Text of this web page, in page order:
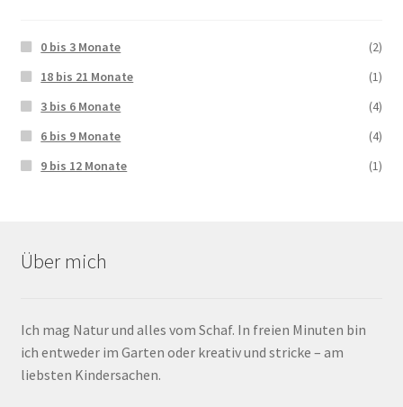
0 bis 3 Monate
(2)
18 bis 21 Monate
(1)
3 bis 6 Monate
(4)
6 bis 9 Monate
(4)
9 bis 12 Monate
(1)
Über mich
Ich mag Natur und alles vom Schaf. In freien Minuten bin
ich entweder im Garten oder kreativ und stricke – am
liebsten Kindersachen.